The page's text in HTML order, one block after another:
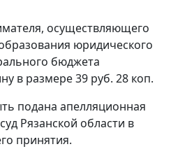
осуществляющего
юридического
бюджета
в размере 39 руб. 28 коп.
подана апелляционная
Рязанской области в
принятия.